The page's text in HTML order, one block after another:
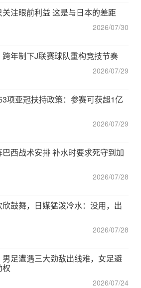
注眼前利益 这是与日本的差距
2026/07/30
年制下J联赛球队重构竞技节奏
2026/07/29
项亚冠扶持政策：参赛可获超1亿
2026/07/29
西战术安排 补水时要求死守到加
2026/07/28
鼓舞，日媒猛泼冷水：没用，出
2026/07/28
足遭遇三大劲敌出线难，女足避
权
2026/07/24